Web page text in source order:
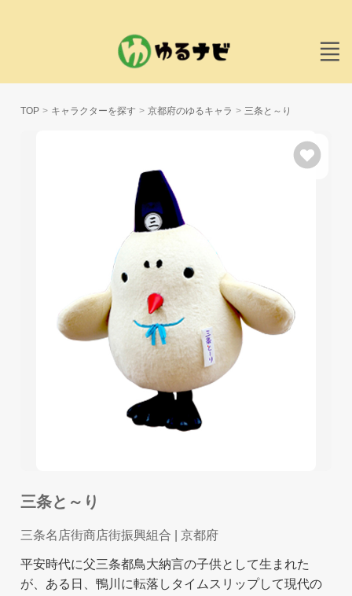
TOP キャラクターを探す 京都府のゆるキャラ 三条と～り
三条と～り
三条名店街商店街振興組合 | 京都府
平安時代に父三条都鳥大納言の子供として生まれた
が、ある日、鴨川に転落しタイムスリップして現代の